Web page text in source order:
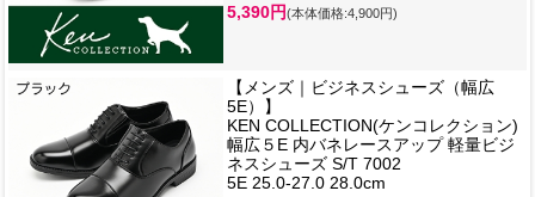
5,390円(本体価格:4,900円)
【メンズ｜ビジネスシューズ（幅広
5E）】
KEN COLLECTION(ケンコレクション)
幅広５E 内バネレースアップ 軽量ビジ
ネスシューズ S/T 7002
5E 25.0-27.0 28.0cm